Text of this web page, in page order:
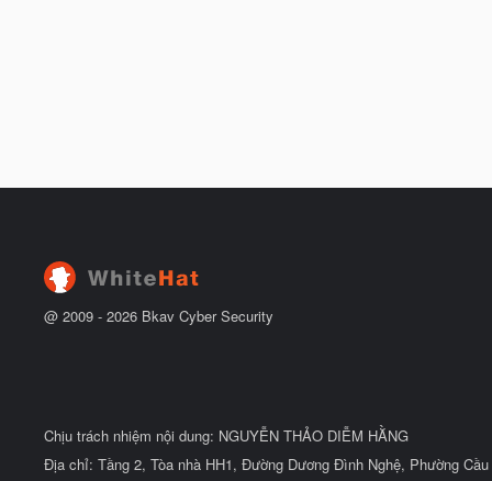
@ 2009 - 2026 Bkav Cyber Security
Chịu trách nhiệm nội dung: NGUYỄN THẢO DIỄM HẰNG
Địa chỉ: Tầng 2, Tòa nhà HH1, Đường Dương Đình Nghệ, Phường